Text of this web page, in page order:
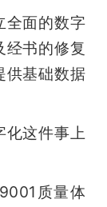
全面的数字
经书的修复
供基础数据
化这件事上
质量体